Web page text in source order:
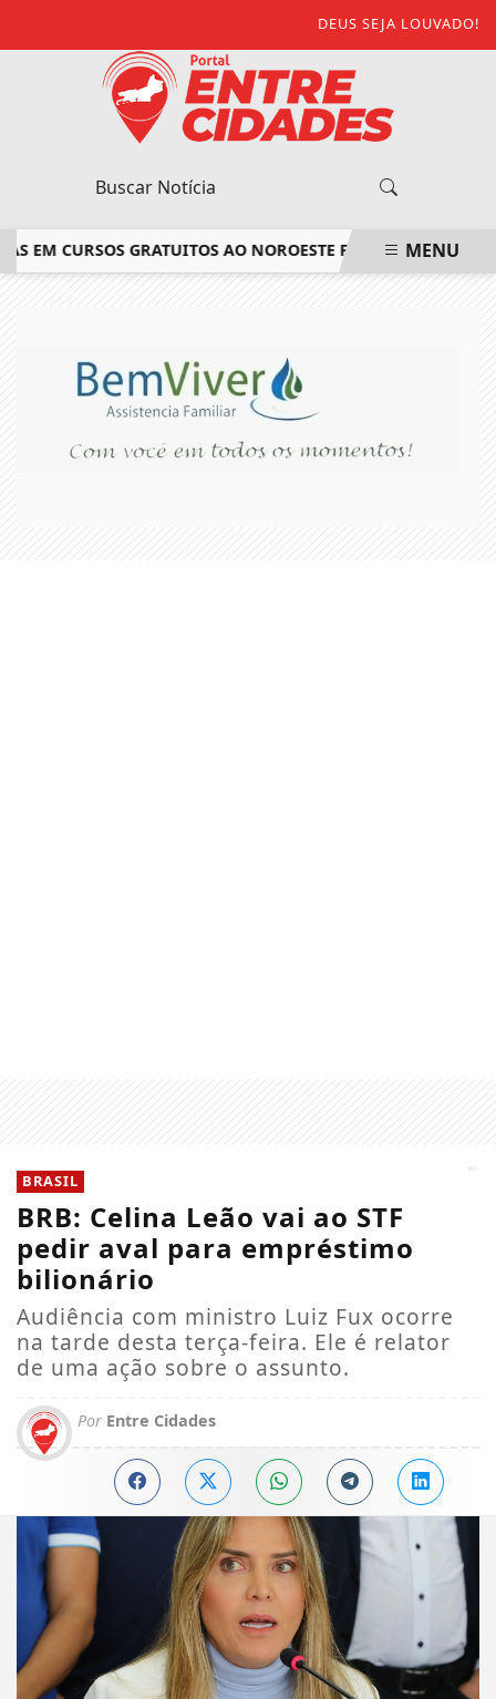
DEUS SEJA LOUVADO!
CURSOS GRATUITOS AO NOROESTE FLUMINENSE SAIBA
MENU
BRASIL
BRB: Celina Leão vai ao STF
pedir aval para empréstimo
bilionário
Audiência com ministro Luiz Fux ocorre
na tarde desta terça-feira. Ele é relator
de uma ação sobre o assunto.
Por Entre Cidades